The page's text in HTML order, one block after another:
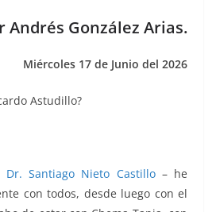
Andrés González Arias.
Miércoles 17 de Junio del 2026
Astudillo?
Dr. Santiago Nieto Castillo– he
con todos, desde luego con el